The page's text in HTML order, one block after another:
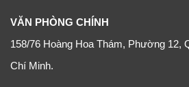
VĂN PHÒNG CHÍNH
158/76 Hoàng Hoa Thám, Phường 12,
Chí Minh.